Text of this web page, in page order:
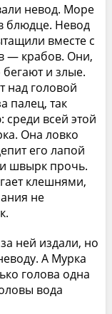
невод. Море
блюдце. Невод
вместе с
— крабов. Они,
и злые.
над головой
палец, так
всей этой
Она ловко
его лапой
и швырк прочь.
клешнями,
не
ней издали, но
А Мурка
голова одна
вода